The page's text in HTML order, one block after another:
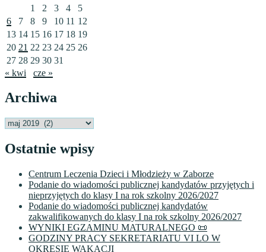
1
2 3 4
5
6
7 8 9 10 11 12
13 14 15 16 17 18 19
20 21 22 23 24 25 26
27 28 29 30 31
« kwi
cze »
Archiwa
Archiwa
Ostatnie wpisy
Centrum Leczenia Dzieci i Młodzieży w Zaborze
Podanie do wiadomości publicznej kandydatów przyjętych i
nieprzyjętych do klasy I na rok szkolny 2026/2027
Podanie do wiadomości publicznej kandydatów
zakwalifikowanych do klasy I na rok szkolny 2026/2027
WYNIKI EGZAMINU MATURALNEGO 📜
GODZINY PRACY SEKRETARIATU VI LO W
OKRESIE WAKACJI